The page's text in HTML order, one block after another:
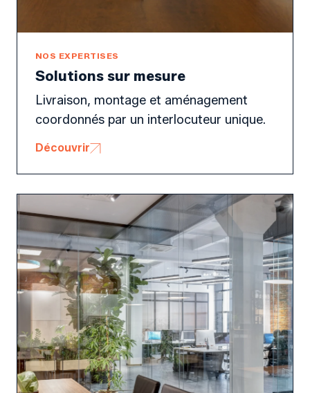
NOS EXPERTISES
Solutions sur mesure
Livraison, montage et aménagement
coordonnés par un interlocuteur unique.
Découvrir